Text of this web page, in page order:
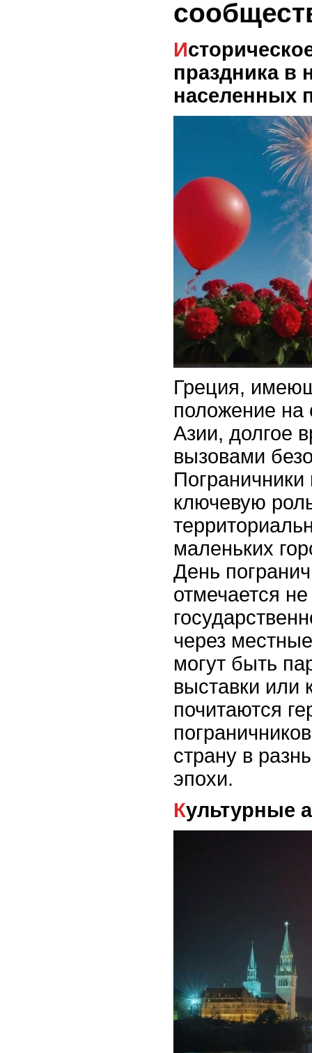
Историческое значение
праздника в
населенных
Греция,
положение на
Азии, долгое
вызовами
Пограничники
ключевую
маленьких
День
отмечается
через
могут быть
выставки или
почитаются
страну в
эпохи.
Культурные